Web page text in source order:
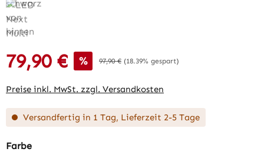
Verkaufspreis:
79,90 € % Regulärer Preis:
97,90 € (18.39% gespart)
Preise inkl. MwSt. zzgl. Versandkosten
Versandfertig in 1 Tag, Lieferzeit 2-5 Tage
Farbeauswählen